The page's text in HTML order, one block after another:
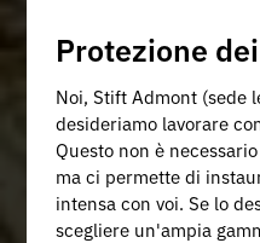
Protezione
Noi, Stift Admont (sede
desideriamo lavorare
Questo non è
ma ci permette di
intensa con voi. Se lo
scegliere un'ampia